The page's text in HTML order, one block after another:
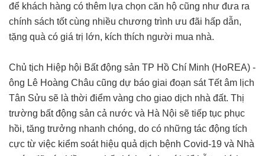
để khách hàng có thêm lựa chọn căn hộ cũng như đưa ra
chính sách tốt cùng nhiều chương trình ưu đãi hấp dẫn,
tặng quà có giá trị lớn, kích thích người mua nhà.
Chủ tịch Hiệp hội Bất động sản TP Hồ Chí Minh (HoREA) -
ông Lê Hoàng Châu cũng dự báo giai đoạn sát Tết âm lịch
Tân Sửu sẽ là thời điểm vàng cho giao dịch nhà đất. Thị
trường bất động sản cả nước và Hà Nội sẽ tiếp tục phục
hồi, tăng trưởng nhanh chóng, do có những tác động tích
cực từ việc kiểm soát hiệu quả dịch bệnh Covid-19 và Nhà